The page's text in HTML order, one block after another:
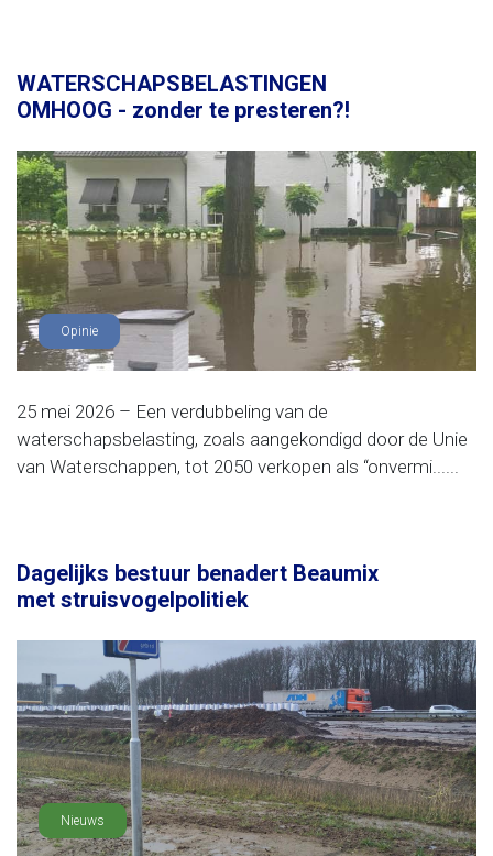
WATERSCHAPSBELASTINGEN
OMHOOG - zonder te presteren?!
Opinie
25 mei 2026 – Een verdubbeling van de
waterschapsbelasting, zoals aangekondigd door de Unie
van Waterschappen, tot 2050 verkopen als “onvermi......
Dagelijks bestuur benadert Beaumix
met struisvogelpolitiek
Nieuws